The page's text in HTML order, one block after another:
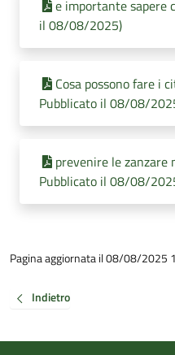
e importante sapere
il 08/08/2025)
Cosa possono fare i
Pubblicato il 08/08/
prevenire le
Pubblicato il 08/08/
Pagina aggiornata il 08/08/2025
Indietro